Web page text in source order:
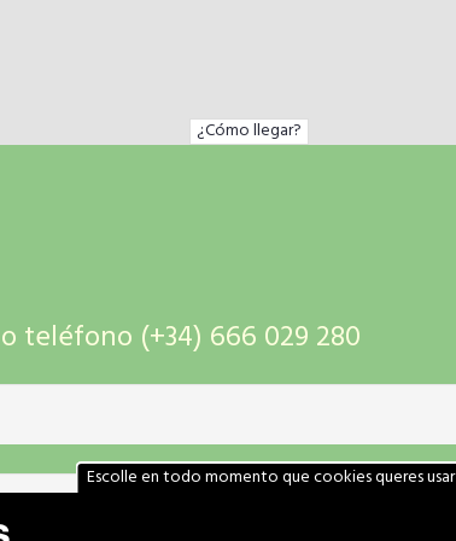
¿Cómo llegar?
teléfono (+34) 666 029 280
Escolle en todo momento que cookies queres usar